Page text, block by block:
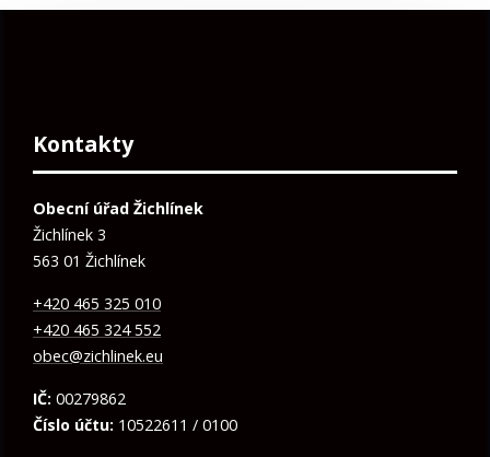
Kontakty
Obecní úřad Žichlínek
Žichlínek 3
563 01 Žichlínek
+420 465 325 010
+420 465 324 552
obec@zichlinek.eu
IČ: 00279862
Číslo účtu: 10522611 / 0100